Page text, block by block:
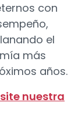
con
el
más
años.
nuestra